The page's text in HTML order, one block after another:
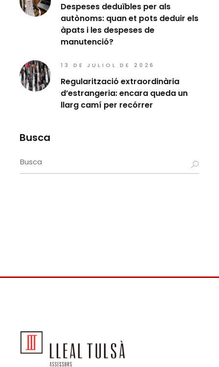
Despeses deduïbles per als
autònoms: quan et pots deduir els
àpats i les despeses de
manutenció?
13 DE JULIOL DE 2026
Regularització extraordinària
d’estrangeria: encara queda un
llarg camí per recórrer
Busca
Search
for: